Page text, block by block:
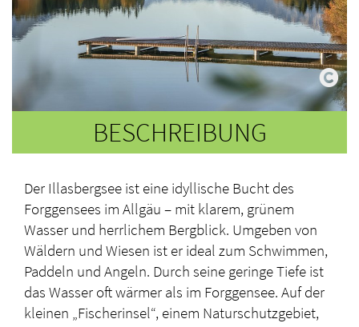
BESCHREIBUNG
Der Illasbergsee ist eine idyllische Bucht des
Forggensees im Allgäu – mit klarem, grünem
Wasser und herrlichem Bergblick. Umgeben von
Wäldern und Wiesen ist er ideal zum Schwimmen,
Paddeln und Angeln. Durch seine geringe Tiefe ist
das Wasser oft wärmer als im Forggensee. Auf der
kleinen „Fischerinsel“, einem Naturschutzgebiet,